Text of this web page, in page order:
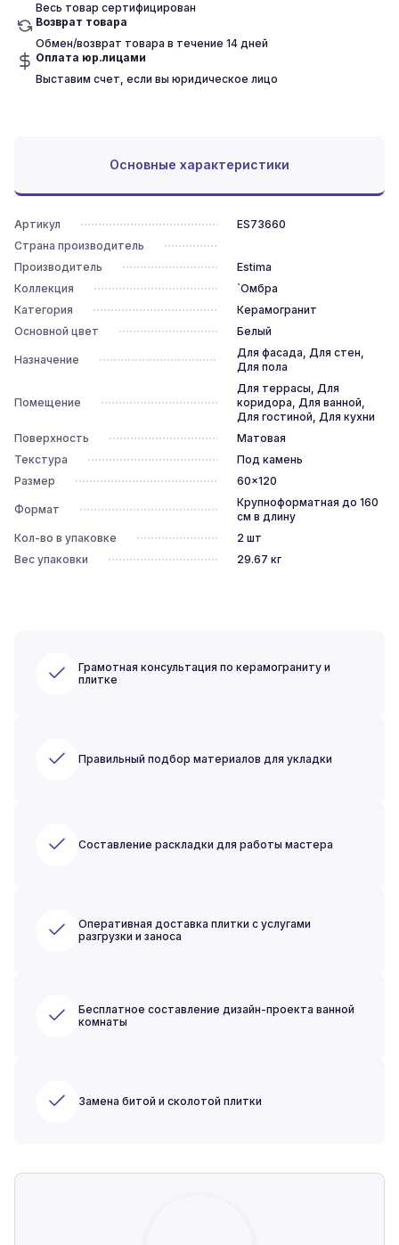
Весь товар сертифицирован
Возврат товара
Обмен/возврат товара в течение 14 дней
Оплата юр.лицами
Выставим счет, если вы юридическое лицо
Основные характеристики
Артикул
ES73660
Страна производитель
Производитель
Estima
Коллекция
`Омбра
Категория
Керамогранит
Основной цвет
Белый
Назначение
Для фасада, Для стен,
Для пола
Помещение
Для террасы, Для
коридора, Для ванной,
Для гостиной, Для кухни
Поверхность
Матовая
Текстура
Под камень
Размер
60x120
Формат
Крупноформатная до 160
см в длину
Кол-во в упаковке
2 шт
Вес упаковки
29.67 кг
Грамотная консультация по керамограниту и
плитке
Правильный подбор материалов для укладки
Составление раскладки для работы мастера
Оперативная доставка плитки с услугами
разгрузки и заноса
Бесплатное составление дизайн-проекта ванной
комнаты
Замена битой и сколотой плитки